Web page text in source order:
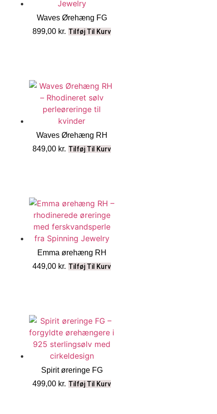
Waves Ørehæng FG
899,00 kr. Tilføj Til Kurv
Waves Ørehæng RH
849,00 kr. Tilføj Til Kurv
Emma ørehæng RH
449,00 kr. Tilføj Til Kurv
Spirit øreringe FG
499,00 kr. Tilføj Til Kurv